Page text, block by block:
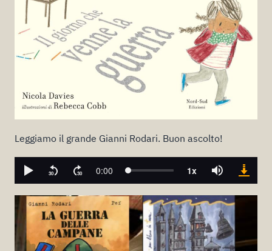
Leggiamo il grande Gianni Rodari. Buon ascolto!